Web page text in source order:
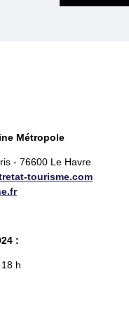
Métropole
- 76600 Le Havre
tourisme.com
:
h